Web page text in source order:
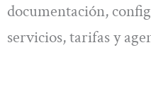
documentación,
servicios, tarifas y